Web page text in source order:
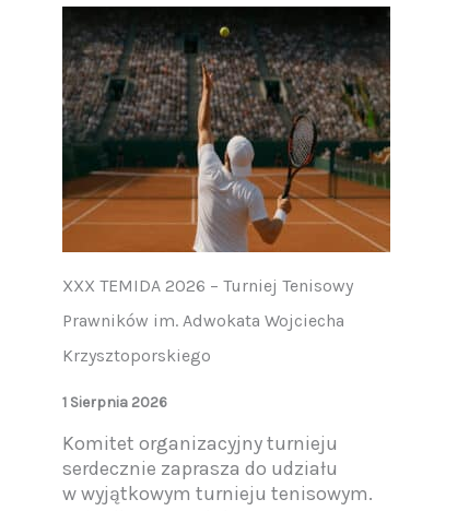
XXX TEMIDA 2026 – Turniej Tenisowy
Prawników im. Adwokata Wojciecha
Krzysztoporskiego
1 Sierpnia 2026
Komitet organizacyjny turnieju
serdecznie zaprasza do udziału
w wyjątkowym turnieju tenisowym.